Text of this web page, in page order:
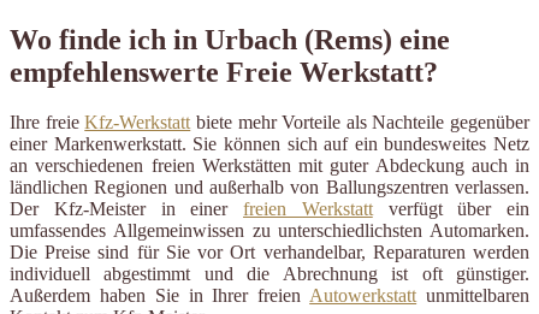
Wo finde ich in Urbach (Rems) eine
empfehlenswerte Freie Werkstatt?
Ihre freieKfz-Werkstattbiete mehr Vorteile als Nachteile gegenüber
einer Markenwerkstatt. Sie können sich auf ein bundesweites Netz
an verschiedenen freien Werkstätten mit guter Abdeckung auch in
ländlichen Regionen und außerhalb von Ballungszentren verlassen.
Der Kfz-Meister in einer freien Werkstattverfügt über ein
umfassendes Allgemeinwissen zu unterschiedlichsten Automarken.
Die Preise sind für Sie vor Ort verhandelbar, Reparaturen werden
individuell abgestimmt und die Abrechnung ist oft günstiger.
Außerdem haben Sie in Ihrer freienAutowerkstattunmittelbaren